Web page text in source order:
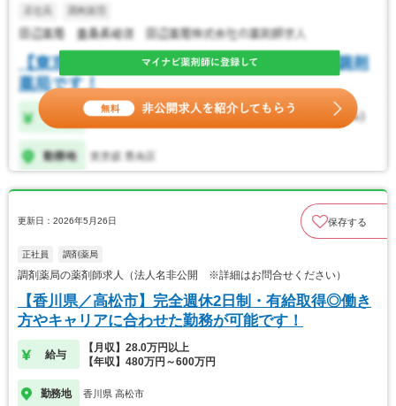
更新日：2026年5月26日 保存する
正社員 調剤薬局
調剤薬局の薬剤師求人（法人名非公開 ※詳細はお問合せください）
【香川県／高松市】完全週休2日制・有給取得◎働き
方やキャリアに合わせた勤務が可能です！
給与
【月収】28.0万円以上
【年収】480万円～600万円
勤務地 香川県 高松市